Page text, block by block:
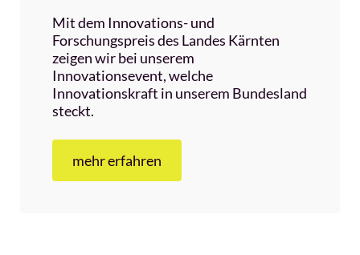
Mit dem Innovations- und
Forschungspreis des Landes Kärnten
zeigen wir bei unserem
Innovationsevent, welche
Innovationskraft in unserem Bundesland
steckt.
mehr erfahren